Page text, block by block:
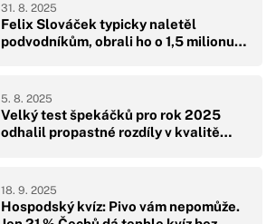
Felix Slováček typicky naletěl
podvodníkům, obrali ho o 1,5 milionu…
31. 8. 2025
Velký test špekáčků pro rok 2025
odhalil propastné rozdíly v kvalitě…
5. 8. 2025
Hospodský kvíz: Pivo vám nepomůže.
18. 9. 2025